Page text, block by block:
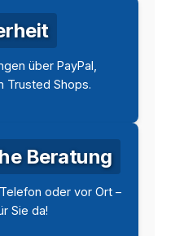
über PayPal,
Trusted Shops.
Beratung
oder vor Ort –
Sie da!